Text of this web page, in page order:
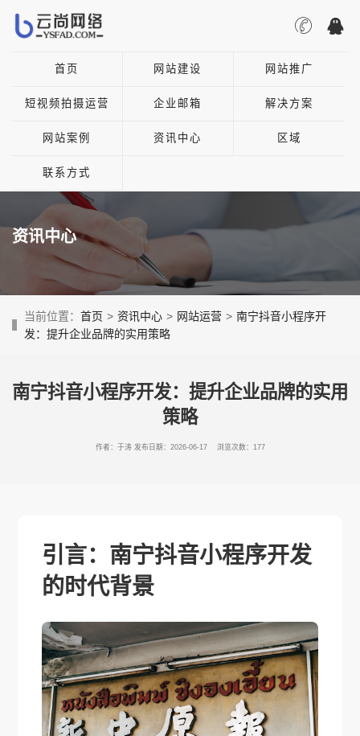
首页 网站建设 网站推广
短视频拍摄运营 企业邮箱 解决方案
网站案例 资讯中心 区域
联系方式
资讯中心
当前位置： 首页 > 资讯中心 > 网站运营 > 南宁抖音小程序开
发：提升企业品牌的实用策略
南宁抖音小程序开发：提升企业品牌的实用
策略
作者：于涛 发布日期：2026-06-17 浏览次数：177
引言：南宁抖音小程序开发
的时代背景